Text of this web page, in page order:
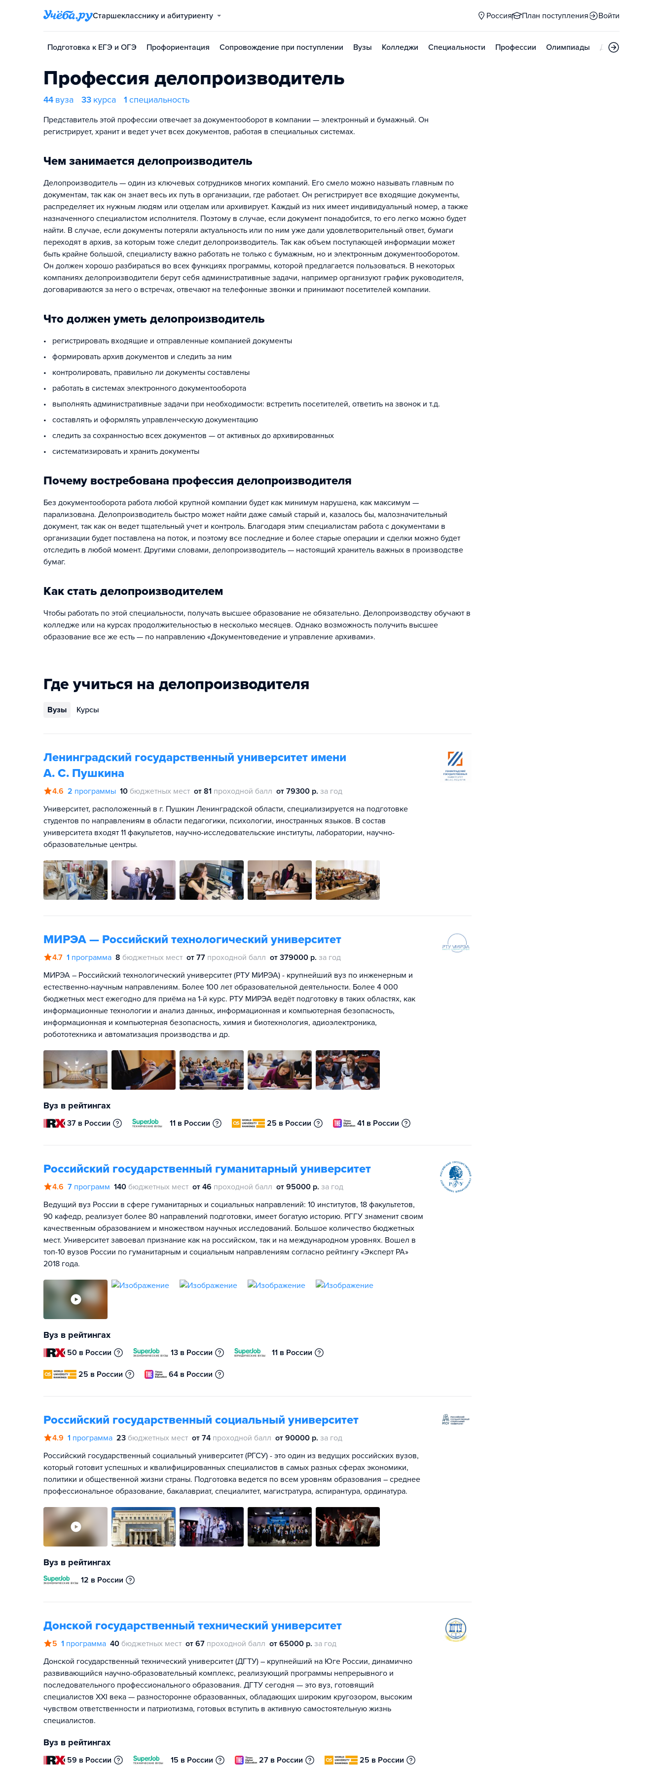
Старшекласснику и абитуриенту Россия План поступления Войти
Подготовка к ЕГЭ и ОГЭ Профориентация Сопровождение при поступлении Вузы Колледжи Специальности Профессии Олимпиады Дни открытых
Профессия делопроизводитель
44 вуза 33 курса 1 специальность
Представитель этой профессии отвечает за документооборот в компании — электронный и бумажный. Он
регистрирует, хранит и ведет учет всех документов, работая в специальных системах.
Чем занимается делопроизводитель
Делопроизводитель — один из ключевых сотрудников многих компаний. Его смело можно называть главным по
документам, так как он знает весь их путь в организации, где работает. Он регистрирует все входящие документы,
распределяет их нужным людям или отделам или архивирует. Каждый из них имеет индивидуальный номер, а также
назначенного специалистом исполнителя. Поэтому в случае, если документ понадобится, то его легко можно будет
найти. В случае, если документы потеряли актуальность или по ним уже дали удовлетворительный ответ, бумаги
переходят в архив, за которым тоже следит делопроизводитель. Так как объем поступающей информации может
быть крайне большой, специалисту важно работать не только с бумажным, но и электронным документооборотом.
Он должен хорошо разбираться во всех функциях программы, которой предлагается пользоваться. В некоторых
компаниях делопроизводители берут себя административные задачи, например организуют график руководителя,
договариваются за него о встречах, отвечают на телефонные звонки и принимают посетителей компании.
Что должен уметь делопроизводитель
• регистрировать входящие и отправленные компанией документы
• формировать архив документов и следить за ним
• контролировать, правильно ли документы составлены
• работать в системах электронного документооборота
• выполнять административные задачи при необходимости: встретить посетителей, ответить на звонок и т.д.
• составлять и оформлять управленческую документацию
• следить за сохранностью всех документов — от активных до архивированных
• систематизировать и хранить документы
Почему востребована профессия делопроизводителя
Без документооборота работа любой крупной компании будет как минимум нарушена, как максимум —
парализована. Делопроизводитель быстро может найти даже самый старый и, казалось бы, малозначительный
документ, так как он ведет тщательный учет и контроль. Благодаря этим специалистам работа с документами в
организации будет поставлена на поток, и поэтому все последние и более старые операции и сделки можно будет
отследить в любой момент. Другими словами, делопроизводитель — настоящий хранитель важных в производстве
бумаг.
Как стать делопроизводителем
Чтобы работать по этой специальности, получать высшее образование не обязательно. Делопроизводству обучают в
колледже или на курсах продолжительностью в несколько месяцев. Однако возможность получить высшее
образование все же есть — по направлению «Документоведение и управление архивами».
Где учиться на делопроизводителя
Вузы Курсы
Ленинградский государственный университет имени
А. С. Пушкина
4.6 2 программы 10 бюджетных мест от 81 проходной балл от 79300 р. за год
Университет, расположенный в г. Пушкин Ленинградской области, специализируется на подготовке
студентов по направлениям в области педагогики, психологии, иностранных языков. В состав
университета входят 11 факультетов, научно-исследовательские институты, лаборатории, научно-
образовательные центры.
МИРЭА — Российский технологический университет
4.7 1 программа 8 бюджетных мест от 77 проходной балл от 379000 р. за год
МИРЭА – Российский технологический университет (РТУ МИРЭА) - крупнейший вуз по инженерным и
естественно-научным направлениям. Более 100 лет образовательной деятельности. Более 4 000
бюджетных мест ежегодно для приёма на 1-й курс. РТУ МИРЭА ведёт подготовку в таких областях, как
информационные технологии и анализ данных, информационная и компьютерная безопасность,
информационная и компьютерная безопасность, химия и биотехнология, адиоэлектроника,
робототехника и автоматизация производства и др.
Вуз в рейтингах
37 в России 11 в России 25 в России 41 в России
Российский государственный гуманитарный университет
4.6 7 программ 140 бюджетных мест от 46 проходной балл от 95000 р. за год
Ведущий вуз России в сфере гуманитарных и социальных направлений: 10 институтов, 18 факультетов,
90 кафедр, реализует более 80 направлений подготовки, имеет богатую историю. РГГУ знаменит своим
качественным образованием и множеством научных исследований. Большое количество бюджетных
мест. Университет завоевал признание как на российском, так и на международном уровнях. Вошел в
топ-10 вузов России по гуманитарным и социальным направлениям согласно рейтингу «Эксперт РА»
2018 года.
Вуз в рейтингах
50 в России 13 в России 11 в России
25 в России 64 в России
Российский государственный социальный университет
4.9 1 программа 23 бюджетных мест от 74 проходной балл от 90000 р. за год
Российский государственный социальный университет (РГСУ) - это один из ведущих российских вузов,
который готовит успешных и квалифицированных специалистов в самых разных сферах экономики,
политики и общественной жизни страны. Подготовка ведется по всем уровням образования – среднее
профессиональное образование, бакалавриат, специалитет, магистратура, аспирантура, ординатура.
Вуз в рейтингах
12 в России
Донской государственный технический университет
5 1 программа 40 бюджетных мест от 67 проходной балл от 65000 р. за год
Донской государственный технический университет (ДГТУ) – крупнейший на Юге России, динамично
развивающийся научно-образовательный комплекс, реализующий программы непрерывного и
последовательного профессионального образования. ДГТУ сегодня — это вуз, готовящий
специалистов XXI века — разносторонне образованных, обладающих широким кругозором, высоким
чувством ответственности и патриотизма, готовых вступить в активную самостоятельную жизнь
специалистов.
Вуз в рейтингах
59 в России 15 в России 27 в России 25 в России